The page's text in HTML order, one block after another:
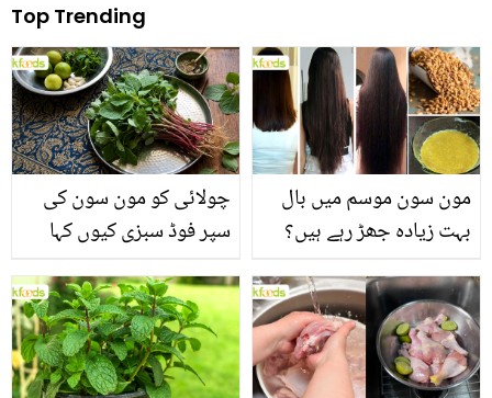
Top Trending
چولائی کو مون سون کی
سپر فوڈ سبزی کیوں کہا
منرلز اور اینٹی آکسیڈنٹس
سے بھرپور اس سبزی کے
فائدے
مون سون موسم میں بال
بہت زیادہ جھڑ رہے ہیں؟
بنانے کے چند قدرتی طریقے